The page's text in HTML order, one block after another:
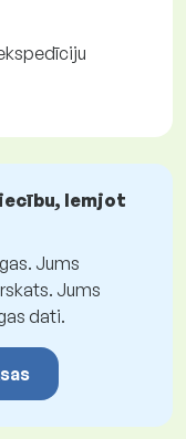
lemjot
Jums
Jums
dati.